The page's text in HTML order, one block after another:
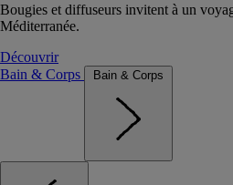
Bougies et diffuseurs invitent à un
Méditerranée.
Découvrir
Bain & Corps
Bain & Corps